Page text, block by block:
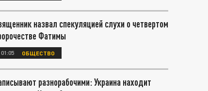
назвал спекуляцией слухи о четвертом
Фатимы
01:05 ОБЩЕСТВО
разнорабочими: Украина находит